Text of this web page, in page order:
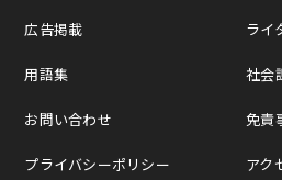
広告掲載
用語集
お問い合わせ
プライバシーポリシー
ライ
社会
免責
アク